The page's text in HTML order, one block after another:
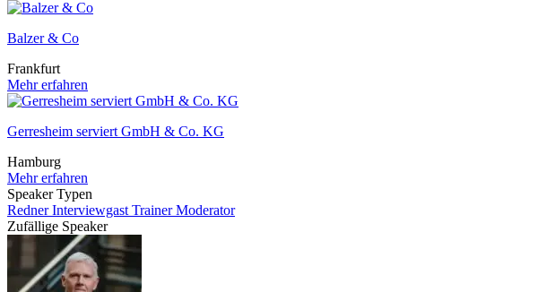
Balzer & Co
Frankfurt
Mehr erfahren
Gerresheim serviert GmbH & Co. KG
Hamburg
Mehr erfahren
Speaker Typen
RednerInterviewgast TrainerModerator
Zufällige Speaker